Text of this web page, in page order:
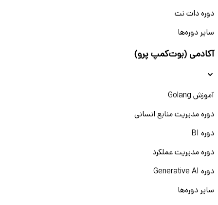
دوره دات نت
سایر دوره‌ها
آکادمی (بوت‌کمپ پرو)
آموزش Golang
دوره مدیریت منابع انسانی
دوره BI
دوره مدیریت عملکرد
دوره Generative AI
سایر دوره‌ها